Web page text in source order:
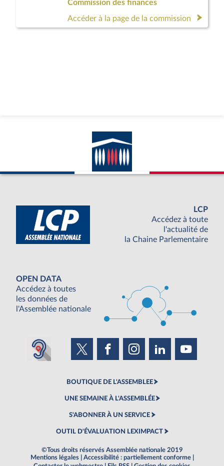
Commission des finances
Accéder à la page de la commission
LCP
Accédez à toute
l'actualité de
la Chaine Parlementaire
OPEN DATA
Accédez à toutes
les données de
l'Assemblée nationale
BOUTIQUE DE L'ASSEMBLEE
UNE SEMAINE À L'ASSEMBLÉE
S'ABONNER À UN SERVICE
OUTIL D'ÉVALUATION LEXIMPACT
©Tous droits réservés Assemblée nationale 2019
Mentions légales
Accessibilité : partiellement conforme